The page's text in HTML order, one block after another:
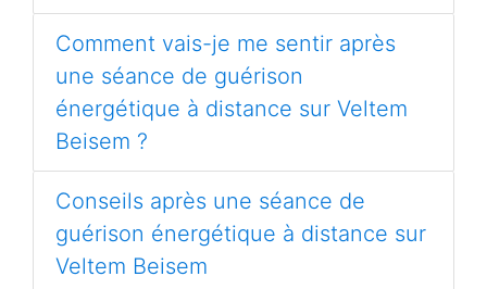
Comment vais-je me sentir après
une séance de guérison
énergétique à distance sur Veltem
Beisem ?
Conseils après une séance de
guérison énergétique à distance sur
Veltem Beisem